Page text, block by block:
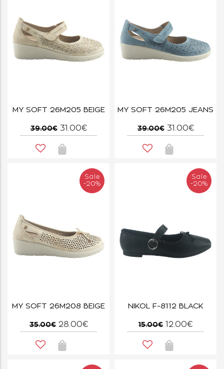
MY SOFT 26M205 BEIGE
39.00€ 31.00€
MY SOFT 26M205 JEANS
39.00€ 31.00€
Sale
-20%
MY SOFT 26M208 BEIGE
35.00€ 28.00€
Sale
-20%
NIKOL F-8112 BLACK
15.00€ 12.00€